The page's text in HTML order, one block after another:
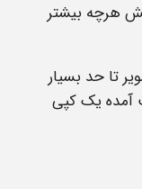
هرچه بیشتر
تا حد بسیار
آمده یک کپی